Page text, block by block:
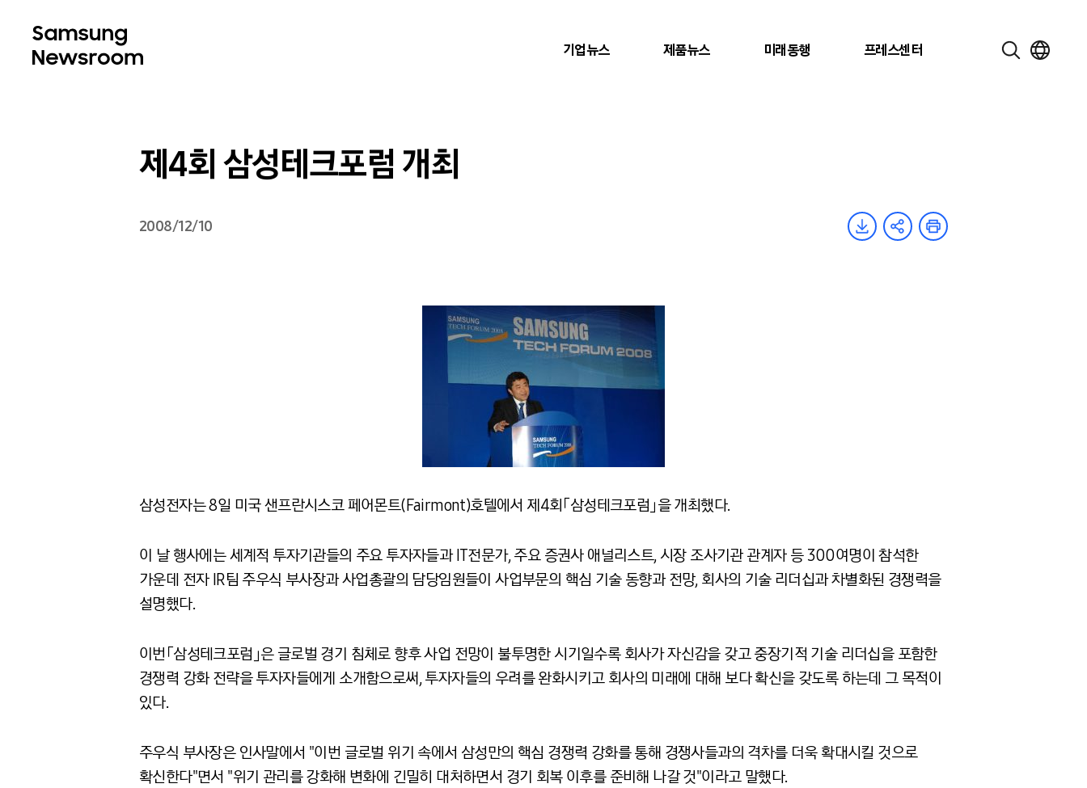
기업뉴스 제품뉴스 미래동행 프레스센터
제4회 삼성테크포럼 개최
2008/12/10
삼성전자는 8일 미국 샌프란시스코 페어몬트(Fairmont)호텔에서 제4회「삼성테크포럼」을 개최했다.
이 날 행사에는 세계적 투자기관들의 주요 투자자들과 IT전문가, 주요 증권사 애널리스트, 시장 조사기관 관계자 등 300여명이 참석한
가운데 전자 IR팀 주우식 부사장과 사업총괄의 담당임원들이 사업부문의 핵심 기술 동향과 전망, 회사의 기술 리더십과 차별화된 경쟁력을
설명했다.
이번「삼성테크포럼」은 글로벌 경기 침체로 향후 사업 전망이 불투명한 시기일수록 회사가 자신감을 갖고 중장기적 기술 리더십을 포함한
경쟁력 강화 전략을 투자자들에게 소개함으로써, 투자자들의 우려를 완화시키고 회사의 미래에 대해 보다 확신을 갖도록 하는데 그 목적이
있다.
주우식 부사장은 인사말에서 "이번 글로벌 위기 속에서 삼성만의 핵심 경쟁력 강화를 통해 경쟁사들과의 격차를 더욱 확대시킬 것으로
확신한다"면서 "위기 관리를 강화해 변화에 긴밀히 대처하면서 경기 회복 이후를 준비해 나갈 것"이라고 말했다.